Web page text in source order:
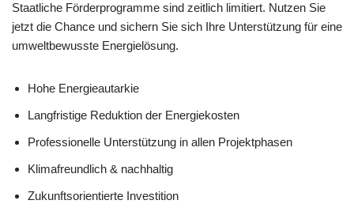
Staatliche Förderprogramme sind zeitlich limitiert. Nutzen Sie
jetzt die Chance und sichern Sie sich Ihre Unterstützung für eine
umweltbewusste Energielösung.
Hohe Energieautarkie
Langfristige Reduktion der Energiekosten
Professionelle Unterstützung in allen Projektphasen
Klimafreundlich & nachhaltig
Zukunftsorientierte Investition